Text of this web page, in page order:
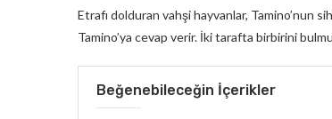
Etrafı dolduran vahşi hayvanlar, Tamino’nun
Tamino’ya cevap verir. İki tarafta birbirini
Beğenebileceğin İçerikler